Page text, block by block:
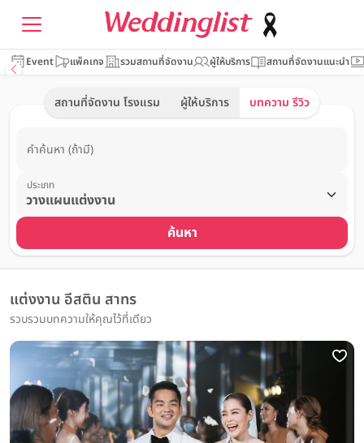
Event แพ็คเกจ รวมสถานที่จัดงาน ผู้ให้บริการ สถานที่จัดงานแนะนำ
สถานที่จัดงาน โรงแรม ผู้ให้บริการ บทความ รีวิว
คำค้นหา (ถ้ามี)
ประเภท
ค้นหา
แต่งงาน อีสติน สาทร
รวบรวมบทความให้คุณไว้ที่เดียว